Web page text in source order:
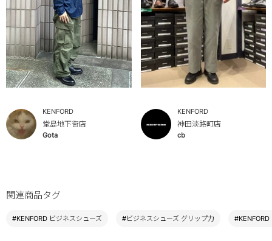
KENFORD
堂島地下街店
Gota
KENFORD
神田淡路町店
cb
関連商品タグ
#KENFORD ビジネスシューズ #ビジネスシューズ グリップ力 #KENFORD